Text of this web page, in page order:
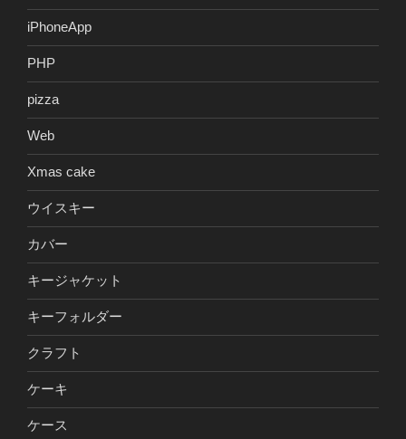
iPhoneApp
PHP
pizza
Web
Xmas cake
ウイスキー
カバー
キージャケット
キーフォルダー
クラフト
ケーキ
ケース